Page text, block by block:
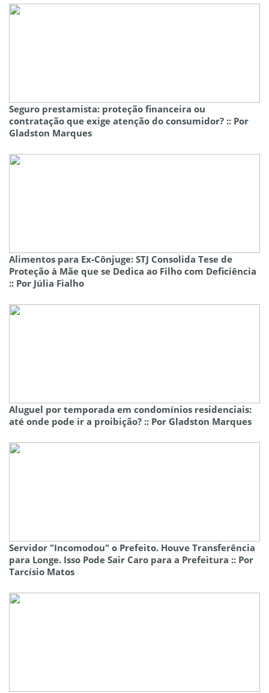
Seguro prestamista: proteção financeira ou
contratação que exige atenção do consumidor? :: Por
Gladston Marques
Alimentos para Ex-Cônjuge: STJ Consolida Tese de
Proteção à Mãe que se Dedica ao Filho com Deficiência
:: Por Júlia Fialho
Aluguel por temporada em condomínios residenciais:
até onde pode ir a proibição? :: Por Gladston Marques
Servidor "Incomodou" o Prefeito. Houve Transferência
para Longe. Isso Pode Sair Caro para a Prefeitura :: Por
Tarcísio Matos